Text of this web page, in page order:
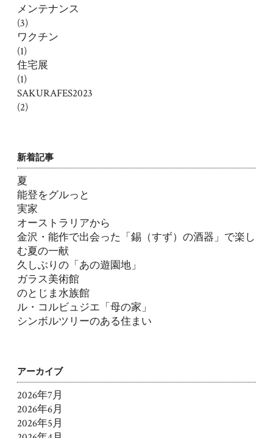
メンテナンス
(3)
ワクチン
(1)
住宅展
(1)
SAKURAFES2023
(2)
新着記事
夏
能登をグルっと
実家
オーストラリアから
金沢・能作で出会った「錫（すず）の酒器」で楽し
む夏の一献
久しぶりの「あの遊園地」
ガラス美術館
のとじま水族館
ル・コルビュジエ「母の家」
シンボルツリーのある住まい
アーカイブ
2026年7月
2026年6月
2026年5月